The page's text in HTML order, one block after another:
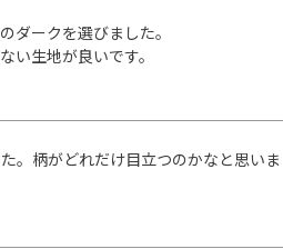
ダークを選びました。
い生地が良いです。
。柄がどれだけ目立つのかなと思い